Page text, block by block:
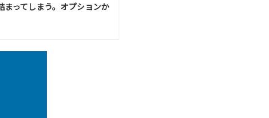
ってしまう。オプションか